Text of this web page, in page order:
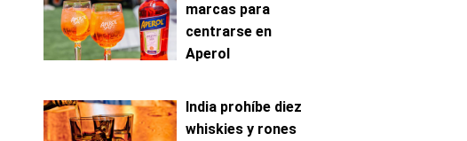
marcas para
centrarse en
Aperol
India prohíbe diez
whiskies y rones